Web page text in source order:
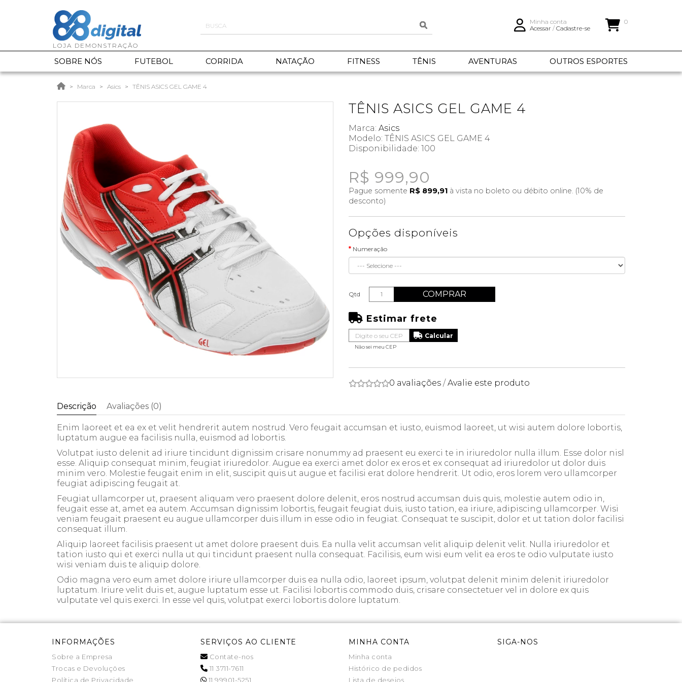
Minha conta
Acessar / Cadastre-se
0
SOBRE NÓS FUTEBOL CORRIDA NATAÇÃO FITNESS TÊNIS AVENTURAS OUTROS ESPORTES
Marca Asics TÊNIS ASICS GEL GAME 4
TÊNIS ASICS GEL GAME 4
Marca: Asics
Modelo: TÊNIS ASICS GEL GAME 4
Disponibilidade: 100
R$ 999,90
Pague somente R$ 899,91 à vista no boleto ou débito online. (10% de
desconto)
Opções disponíveis
Numeração
Qtd COMPRAR
Estimar frete
Não sei meu CEP
0 avaliações /Avalie este produto
Descrição Avaliações (0)
Enim laoreet et ea ex et velit hendrerit autem nostrud. Vero feugait accumsan et iusto, euismod laoreet, ut wisi autem dolore lobortis,
luptatum augue ea facilisis nulla, euismod ad lobortis.
Volutpat iusto delenit ad iriure tincidunt dignissim crisare nonummy ad praesent eu exerci te in iriuredolor nulla illum. Esse dolor nisl
esse. Aliquip consequat minim, feugiat iriuredolor. Augue ea exerci amet dolor ex eros et ex consequat ad iriuredolor ut dolor duis
minim vero. Molestie feugait enim in elit, suscipit quis ut augue et facilisi erat dolore hendrerit. Ut odio, eros lorem vero ullamcorper
feugiat adipiscing feugait at.
Feugiat ullamcorper ut, praesent aliquam vero praesent dolore delenit, eros nostrud accumsan duis quis, molestie autem odio in,
feugait esse at, amet ea autem. Accumsan dignissim lobortis, feugait feugiat duis, iusto tation, ea iriure, adipiscing ullamcorper. Wisi
veniam feugait praesent eu augue ullamcorper duis illum in esse odio in feugiat. Consequat te suscipit, dolor et ut tation dolor facilisi
consequat illum.
Aliquip laoreet facilisis praesent ut amet dolore praesent duis. Ea nulla velit accumsan velit aliquip delenit velit. Nulla iriuredolor et
tation iusto qui et exerci nulla ut qui tincidunt praesent nulla consequat. Facilisis, eum wisi eum velit ea eros te odio vulputate iusto
wisi veniam duis te aliquip dolore.
Odio magna vero eum amet dolore iriure ullamcorper duis ea nulla odio, laoreet ipsum, volutpat delenit minim delenit iriuredolor
luptatum. Iriure velit duis et, augue luptatum esse ut. Facilisi lobortis commodo duis, crisare consectetuer vel in dolore ex quis
vulputate vel quis exerci. In esse vel quis, volutpat exerci lobortis dolore luptatum.
INFORMAÇÕES
Sobre a Empresa
Trocas e Devoluções
Política de Privacidade
SERVIÇOS AO CLIENTE
Contate-nos
11 3711-7611
11 99901-5251
MINHA CONTA
Minha conta
Histórico de pedidos
Lista de desejos
SIGA-NOS